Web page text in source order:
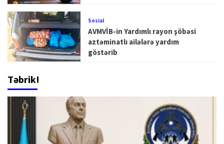
Sosial
AVMVİB-in Yardımlı rayon şöbəsi
aztəminatlı ailələrə yardım
göstərib
Təbrik!